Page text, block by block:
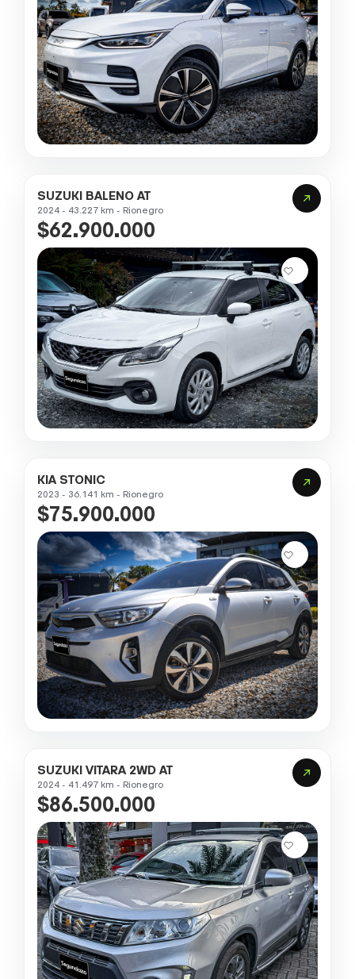
SUZUKI BALENO AT
2024 - 43.227 km - Rionegro
$62.900.000
KIA STONIC
2023 - 36.141 km - Rionegro
$75.900.000
SUZUKI VITARA 2WD AT
2024 - 41.497 km - Rionegro
$86.500.000